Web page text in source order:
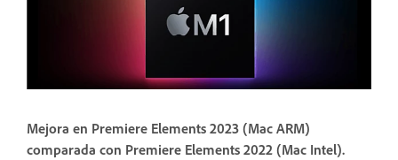
Mejora en Premiere Elements 2023 (Mac ARM)
comparada con Premiere Elements 2022 (Mac Intel).